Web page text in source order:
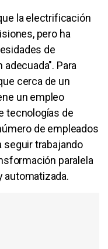
la electrificación
pero ha
de
Para
cerca de un
un empleo
tecnologías de
de empleados
seguir trabajando
paralela
automatizada.